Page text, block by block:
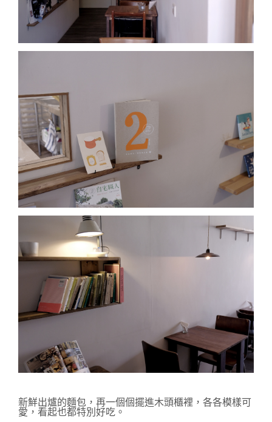
新鮮出爐的麵包，再一個個擺進木頭櫃裡，各各模樣可
愛，看起也都特別好吃。